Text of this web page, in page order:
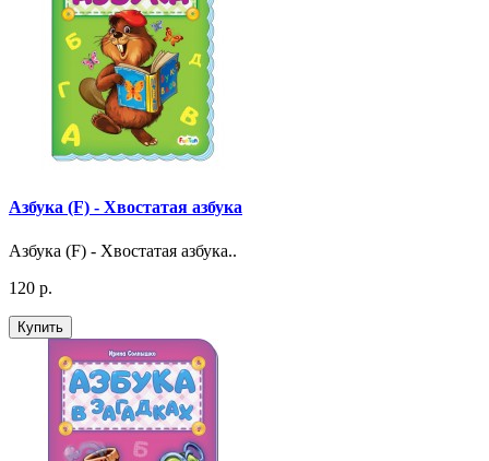
Азбука (F) - Хвостатая азбука
Азбука (F) - Хвостатая азбука..
120 р.
Купить